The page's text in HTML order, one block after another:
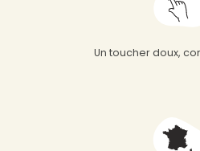
Un toucher doux,